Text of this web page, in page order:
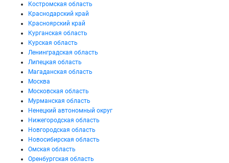
Костромская область
Краснодарский край
Красноярский край
Курганская область
Курская область
Ленинградская область
Липецкая область
Магаданская область
Москва
Московская область
Мурманская область
Ненецкий автономный округ
Нижегородская область
Новгородская область
Новосибирская область
Омская область
Оренбургская область